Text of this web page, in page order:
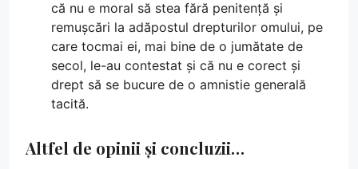
că nu e moral să stea fără penitență și
remușcări la adăpostul drepturilor omului, pe
care tocmai ei, mai bine de o jumătate de
secol, le-au contestat și că nu e corect și
drept să se bucure de o amnistie generală
tacită.
Altfel de opinii și concluzii…